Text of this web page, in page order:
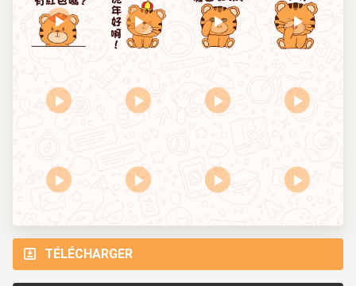
TÉLÉCHARGER